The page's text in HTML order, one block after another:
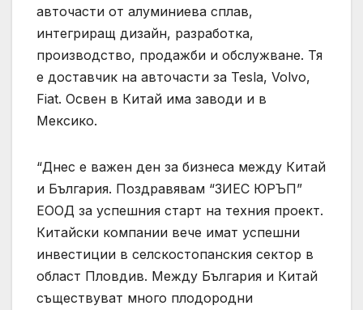
авточасти от алуминиева сплав,
интегриращ дизайн, разработка,
производство, продажби и обслужване. Тя
е доставчик на авточасти за Tesla, Volvo,
Fiat. Освен в Китай има заводи и в
Мексико.
“Днес е важен ден за бизнеса между Китай
и България. Поздравявам “ЗИЕС ЮРЪП”
ЕООД за успешния старт на техния проект.
Китайски компании вече имат успешни
инвестиции в селскостопанския сектор в
област Пловдив. Между България и Китай
съществуват много плодородни